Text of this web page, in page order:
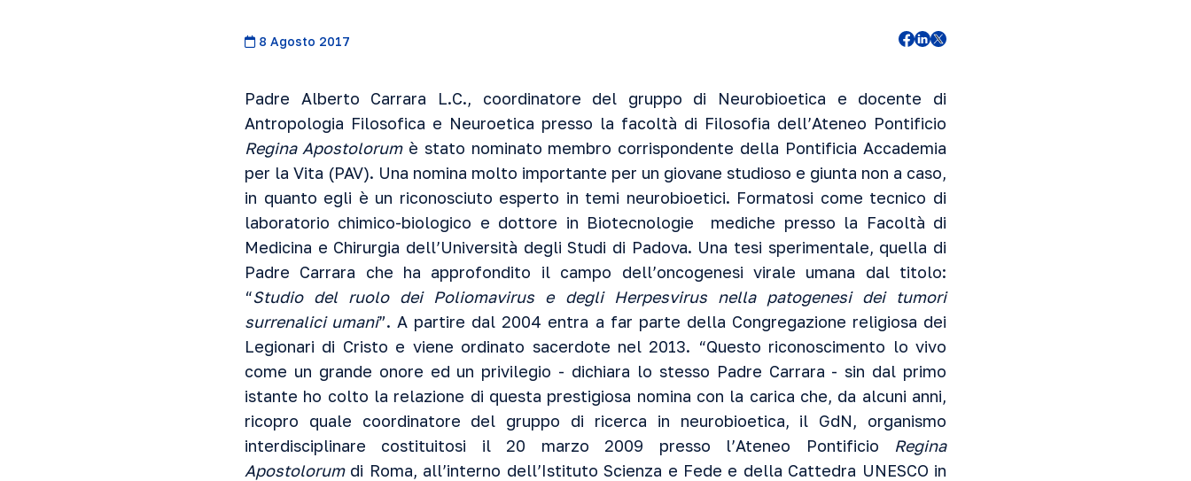
8 Agosto 2017
Padre Alberto Carrara L.C., coordinatore del gruppo di Neurobioetica e docente di
Antropologia Filosofica e Neuroetica presso la facoltà di Filosofia dell’Ateneo Pontificio
Regina Apostolorumè stato nominato membro corrispondente della Pontificia Accademia
per la Vita (PAV). Una nomina molto importante per un giovane studioso e giunta non a caso,
in quanto egli è un riconosciuto esperto in temi neurobioetici. Formatosi come tecnico di
laboratorio chimico-biologico e dottore in Biotecnologie mediche presso la Facoltà di
Medicina e Chirurgia dell’Università degli Studi di Padova. Una tesi sperimentale, quella di
Padre Carrara che ha approfondito il campo dell’oncogenesi virale umana dal titolo:
“Studio del ruolo dei Poliomavirus e degli Herpesvirus nella patogenesi dei tumori
surrenalici umani”. A partire dal 2004 entra a far parte della Congregazione religiosa dei
Legionari di Cristo e viene ordinato sacerdote nel 2013. “Questo riconoscimento lo vivo
come un grande onore ed un privilegio - dichiara lo stesso Padre Carrara - sin dal primo
istante ho colto la relazione di questa prestigiosa nomina con la carica che, da alcuni anni,
ricopro quale coordinatore del gruppo di ricerca in neurobioetica, il GdN, organismo
interdisciplinare costituitosi il 20 marzo 2009 presso l’Ateneo Pontificio Regina
Apostolorumdi Roma, all’interno dell’Istituto Scienza e Fede e della Cattedra UNESCO in